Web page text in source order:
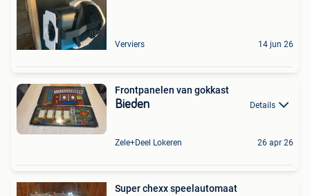
Verviers 14 jun 26
Frontpanelen van gokkast
Bieden Details
Zele+Deel Lokeren 26 apr 26
Super chexx speelautomaat